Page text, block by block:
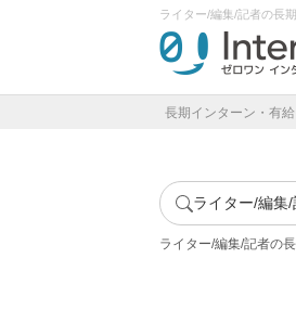
ライター/編集/記者の長
長期インターン・有
ライター/編集
ライター/編集/記者の